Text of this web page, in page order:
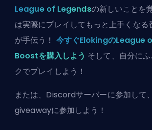
League of Legendsの新しいことを
は実際にプレイしてもっと上手くなる
が手伝う！ 今すぐElokingのLeague
Boostを購入しよう そして、自分に
クでプレイしよう！
または、 Discordサーバーに参加して
giveawayに参加しよう！